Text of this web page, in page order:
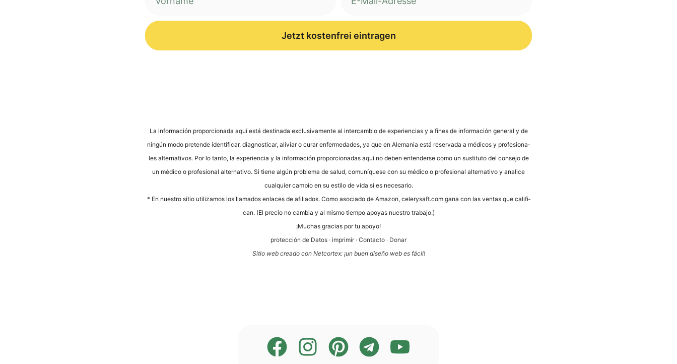
Jetzt kostenfrei eintragen
La infor­mación pro­por­cio­na­da aquí está desti­na­da exclu­si­v­a­men­te al inter­cam­bio de expe­ri­en­ci­as y a fines de infor­mación gene­ral y de
nin­gún modo pre­ten­de iden­ti­fi­car, dia­gno­sti­car, ali­vi­ar o curar enfer­me­da­des, ya que en Ale­ma­nia está reser­va­da a méd­icos y pro­fe­sio­na­
les alter­na­tivos. Por lo tan­to, la expe­ri­en­cia y la infor­mación pro­por­cio­na­das aquí no deben enten­der­se como un susti­tu­to del con­se­jo de
un méd­ico o pro­fe­sio­nal alter­na­tivo. Si tiene algún pro­ble­ma de salud, comuní­que­se con su méd­ico o pro­fe­sio­nal alter­na­tivo y ana­li­ce
cual­quier cam­bio en su esti­lo de vida si es necesario.
* En nues­tro sitio uti­liz­a­mos los llama­dos enlaces de afi­lia­dos. Como aso­cia­do de Ama­zon, cele​ry​saft​.com gana con las ven­tas que cali­fi­
can. (El pre­cio no cam­bia y al mis­mo tiem­po apoyas nues­tro trabajo.)
¡Much­as gra­ci­as por tu apoyo!
pro­tección de Datos · impri­mir· Cont­ac­to · Donar
Sitio web cre­a­do con Net­cortex: ¡un buen dise­ño web es fácil!